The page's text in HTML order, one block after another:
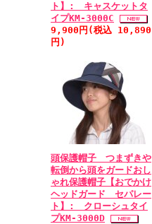
ト】: キャスケットタ
イプKM-3000C
9,900円(税込 10,890
円)
頭保護帽子 つまずきや
転倒から頭をガードおし
ゃれ保護帽子【おでかけ
ヘッドガード セパレー
ト】: クローシュタイ
プKM-3000D